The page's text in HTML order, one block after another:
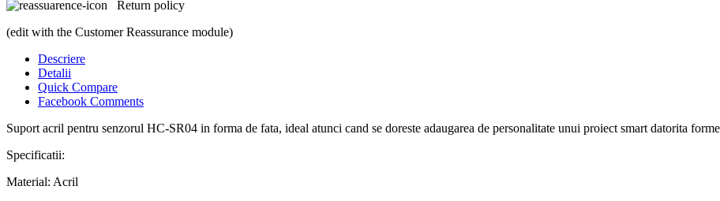
Return policy
(edit with the Customer Reassurance module)
Descriere
Detalii
Quick Compare
Facebook Comments
Suport acril pentru senzorul HC-SR04 in forma de fata, ideal atunci cand se doreste adaugarea de personalitate unui proiect smart datorita
Specificatii:
Material: Acril